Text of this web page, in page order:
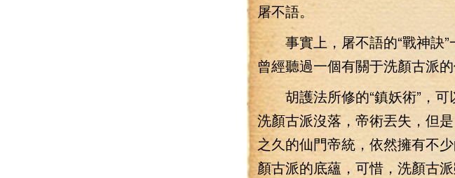
屠不語。
事實上，屠不語的“戰神訣”
曾經聽過一個有關于洗顏古派的
胡護法所修的“鎮妖術”，可
洗顏古派沒落，帝術丟失，但
之久的仙門帝統，依然擁有不
顏古派的底蘊，可惜，洗顏古